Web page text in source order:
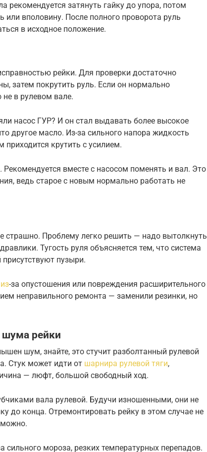
рекомендуется затянуть гайку до упора, потом
или вполовину. После полного проворота руль
в исходное положение.
рейки. Для проверки достаточно
затем покрутить руль. Если он нормально
в рулевом вале.
насос ГУР? И он стал выдавать более высокое
другое масло. Из-за сильного напора жидкость
приходится крутить с усилием.
Рекомендуется вместе с насосом поменять и вал. Это
ведь старое с новым нормально работать не
страшно. Проблему легко решить — надо вытолкнуть
Тугость руля объясняется тем, что система
пузыри.
-за опустошения или повреждения расширительного
неправильного ремонта — заменили резинки, но
шума рейки
шум, знайте, это стучит разболтанный рулевой
Стук может идти от шарнира рулевой тяги,
— люфт, большой свободный ход.
вала рулевой. Будучи изношенными, они не
до конца. Отремонтировать рейку в этом случае не
сильного мороза, резких температурных перепадов.